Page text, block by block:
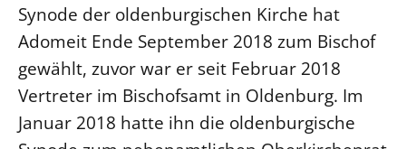
Synode der oldenburgischen Kirche hat
Adomeit Ende September 2018 zum Bischof
gewählt, zuvor war er seit Februar 2018
Vertreter im Bischofsamt in Oldenburg. Im
Januar 2018 hatte ihn die oldenburgische